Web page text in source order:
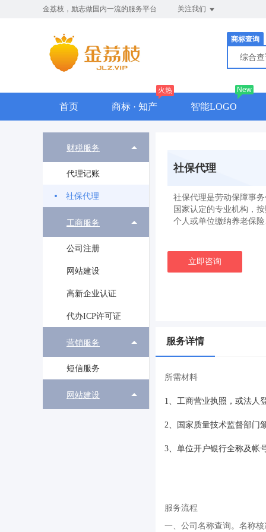
金荔枝，励志做国内一流的服务平台 关注我们
商标查询
综合
首页 商标 · 知产
火热
智能LOGO
New
财税服务
代理记账
社保代理
工商服务
公司注册
网站建设
高新企业认证
代办ICP许可证
营销服务
短信服务
网站建设
社保代理
社保代理是劳动保障事
国家认定的专业机构，
个人或单位缴纳养老保
立即咨询
服务详情
所需材料
1、工商营业执照，或法人
2、国家质量技术监督部门
3、单位开户银行全称及帐
服务流程
一、公司名称查询。名称